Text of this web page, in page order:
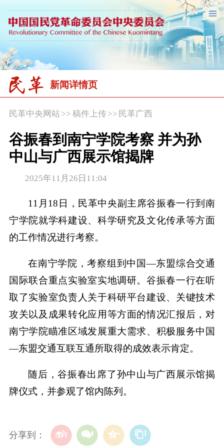
新闻详情页
民革中央网站>> 稿件上传 >> 民革广西
谷振春到南宁学院考察 并为孙
中山与广西展示馆揭牌
2025年11月26日11:04
11月18日，民革中央副主席谷振春一行到南
宁学院就学科建设、科学研究及文化传承等方面
的工作情况进行考察。
在南宁学院，考察组到中国—东盟综合交通
国际联合重点实验室实地调研。谷振春一行在听
取了实验室负责人关于科研平台建设、关键技术
攻关以及成果转化应用等方面的情况汇报后，对
南宁学院瞄准区域发展重大需求、积极服务中国
—东盟交通互联互通所取得的成效表示肯定。
随后，谷振春出席了孙中山与广西展示馆揭
牌仪式，并参观了馆内陈列。
分享到：